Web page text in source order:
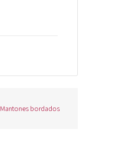
Mantones bordados